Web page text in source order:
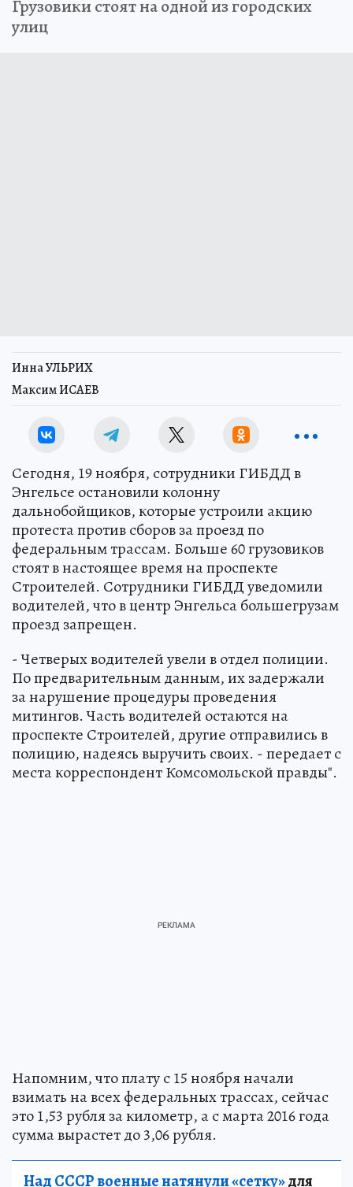
Грузовики стоят на одной из городских
улиц
Инна УЛЬРИХ
Максим ИСАЕВ
Сегодня, 19 ноября, сотрудники ГИБДД в
Энгельсе остановили колонну
дальнобойщиков, которые устроили акцию
протеста против сборов за проезд по
федеральным трассам. Больше 60 грузовиков
стоят в настоящее время на проспекте
Строителей. Сотрудники ГИБДД уведомили
водителей, что в центр Энгельса большегрузам
проезд запрещен.
- Четверых водителей увели в отдел полиции.
По предварительным данным, их задержали
за нарушение процедуры проведения
митингов. Часть водителей остаются на
проспекте Строителей, другие отправились в
полицию, надеясь выручить своих. - передает с
места корреспондент Комсомольской правды".
Напомним, что плату с 15 ноября начали
взимать на всех федеральных трассах, сейчас
это 1,53 рубля за километр, а с марта 2016 года
сумма вырастет до 3,06 рубля.
Над СССР военные натянули «сетку»для